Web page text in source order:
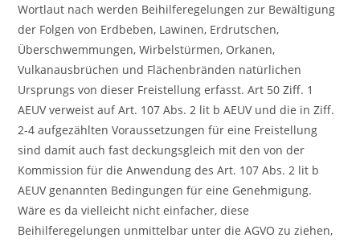
Wortlaut nach werden Beihilferegelungen zur Bewältigung
der Folgen von Erdbeben, Lawinen, Erdrutschen,
Überschwemmungen, Wirbelstürmen, Orkanen,
Vulkanausbrüchen und Flächenbränden natürlichen
Ursprungs von dieser Freistellung erfasst. Art 50 Ziff. 1
AEUV verweist auf Art. 107 Abs. 2 lit b AEUV und die in Ziff.
2-4 aufgezählten Voraussetzungen für eine Freistellung
sind damit auch fast deckungsgleich mit den von der
Kommission für die Anwendung des Art. 107 Abs. 2 lit b
AEUV genannten Bedingungen für eine Genehmigung.
Wäre es da vielleicht nicht einfacher, diese
Beihilferegelungen unmittelbar unter die AGVO zu ziehen,